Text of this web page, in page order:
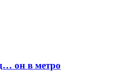
он в метро